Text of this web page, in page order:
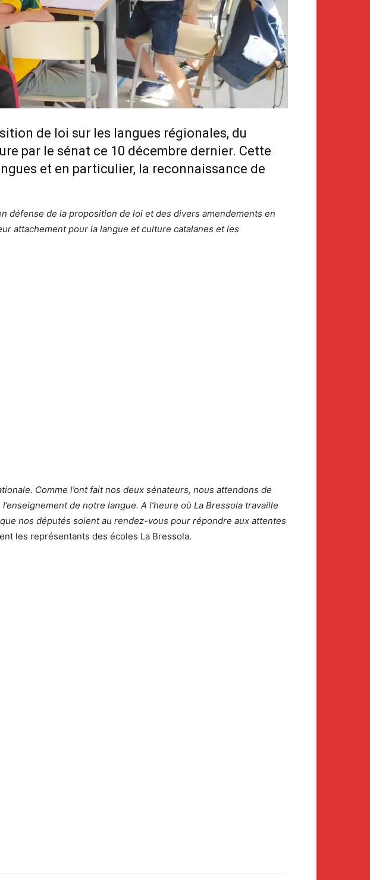
de loi sur les langues régionales, du
par le sénat ce 10 décembre dernier. Cette
et en particulier, la reconnaissance de
défense de la proposition de loi et des divers amendements en
attachement pour la langue et culture catalanes et les
Comme l’ont fait nos deux sénateurs, nous attendons de
de notre langue. A l’heure où La Bressola travaille
nos députés soient au rendez-vous pour répondre aux attentes
les représentants des écoles La Bressola.